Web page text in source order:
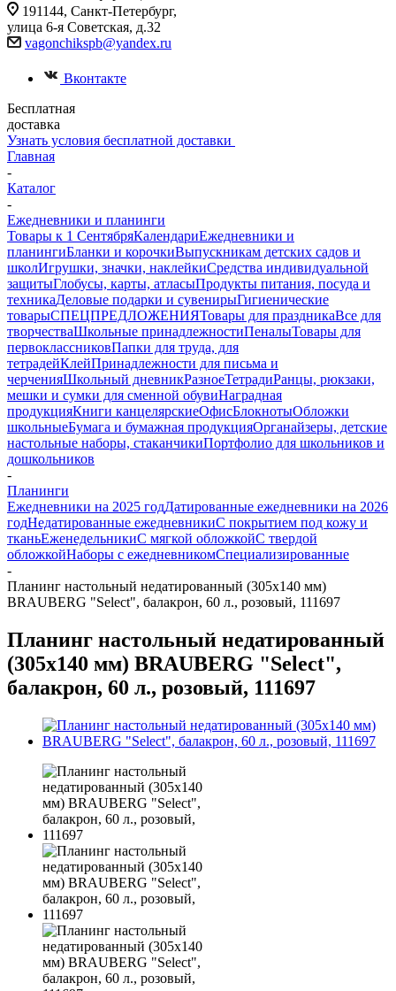
191144, Санкт-Петербург,
улица 6-я Советская, д.32
vagonchikspb@yandex.ru
Вконтакте
Бесплатная
доставка
Узнать условия бесплатной доставки
Главная
-
Каталог
-
Ежедневники и планинги
Товары к 1 СентябряКалендариЕжедневники и
планингиБланки и корочкиВыпускникам детских садов и
школИгрушки, значки, наклейкиСредства индивидуальной
защитыГлобусы, карты, атласыПродукты питания, посуда и
техникаДеловые подарки и сувенирыГигиенические
товарыСПЕЦПРЕДЛОЖЕНИЯТовары для праздникаВсе для
творчестваШкольные принадлежностиПеналыТовары для
первоклассниковПапки для труда, для
тетрадейКлейПринадлежности для письма и
черченияШкольный дневникРазноеТетрадиРанцы, рюкзаки,
мешки и сумки для сменной обувиНаградная
продукцияКниги канцелярскиеОфисБлокнотыОбложки
школьныеБумага и бумажная продукцияОрганайзеры, детские
настольные наборы, стаканчикиПортфолио для школьников и
дошкольников
-
Планинги
Ежедневники на 2025 годДатированные ежедневники на 2026
годНедатированные ежедневникиС покрытием под кожу и
тканьЕженедельникиС мягкой обложкойС твердой
обложкойНаборы с ежедневникомСпециализированные
-
Планинг настольный недатированный (305x140 мм)
BRAUBERG "Select", балакрон, 60 л., розовый, 111697
Планинг настольный недатированный
(305x140 мм) BRAUBERG "Select",
балакрон, 60 л., розовый, 111697